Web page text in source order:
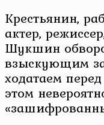
Крестьянин,
актер,
Шукшин
взыскующим
ходатаем
этом